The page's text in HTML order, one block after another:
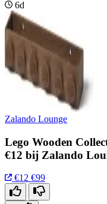
6d
Zalando Lounge
Lego Wooden
€12 bij Zalando
€12 €99